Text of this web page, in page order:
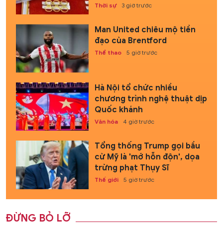
Thời sự 3 giờ trước
Man United chiêu mộ tiền
đạo của Brentford
Thể thao 5 giờ trước
Hà Nội tổ chức nhiều
chương trình nghệ thuật dịp
Quốc khánh
Văn hóa 4 giờ trước
Tổng thống Trump gọi bầu
cử Mỹ là 'mớ hỗn độn', dọa
trừng phạt Thụy Sĩ
Thế giới 5 giờ trước
ĐỪNG BỎ LỠ